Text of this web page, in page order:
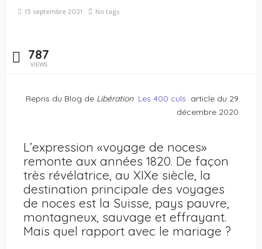
15 septembre 2021 No tags
787
VIEWS
Repris du Blog de Libération Les 400 culs article du 29
décembre 2020
L’expression «voyage de noces»
remonte aux années 1820. De façon
très révélatrice, au XIXe siècle, la
destination principale des voyages
de noces est la Suisse, pays pauvre,
montagneux, sauvage et effrayant.
Mais quel rapport avec le mariage ?